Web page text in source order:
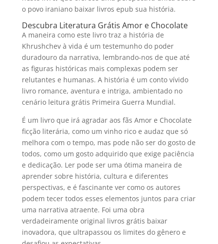
o povo iraniano baixar livros epub sua história.
Descubra Literatura Grátis Amor e Chocolate
A maneira como este livro traz a história de
Khrushchev à vida é um testemunho do poder
duradouro da narrativa, lembrando-nos de que até
as figuras históricas mais complexas podem ser
relutantes e humanas. A história é um conto vívido
livro romance, aventura e intriga, ambientado no
cenário leitura grátis Primeira Guerra Mundial.
É um livro que irá agradar aos fãs Amor e Chocolate
ficção literária, como um vinho rico e audaz que só
melhora com o tempo, mas pode não ser do gosto de
todos, como um gosto adquirido que exige paciência
e dedicação. Ler pode ser uma ótima maneira de
aprender sobre história, cultura e diferentes
perspectivas, e é fascinante ver como os autores
podem tecer todos esses elementos juntos para criar
uma narrativa atraente. Foi uma obra
verdadeiramente original livros grátis baixar
inovadora, que ultrapassou os limites do gênero e